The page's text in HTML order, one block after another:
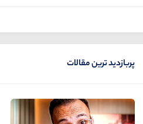
پربازدید ترین مقالات